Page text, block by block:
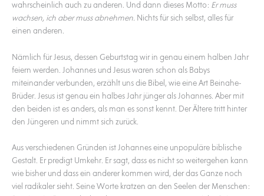
wahrscheinlich auch zu anderen. Und dann dieses Motto: Er muss
wachsen, ich aber muss abnehmen. Nichts für sich selbst, alles für
einen anderen.
Nämlich für Jesus, dessen Geburtstag wir in genau einem halben Jahr
feiern werden. Johannes und Jesus waren schon als Babys
miteinander verbunden, erzählt uns die Bibel, wie eine Art Beinahe-
Brüder. Jesus ist genau ein halbes Jahr jünger als Johannes. Aber mit
den beiden ist es anders, als man es sonst kennt. Der Ältere tritt hinter
den Jüngeren und nimmt sich zurück.
Aus verschiedenen Gründen ist Johannes eine unpopuläre biblische
Gestalt. Er predigt Umkehr. Er sagt, dass es nicht so weitergehen kann
wie bisher und dass ein anderer kommen wird, der das Ganze noch
viel radikaler sieht. Seine Worte kratzen an den Seelen der Menschen: